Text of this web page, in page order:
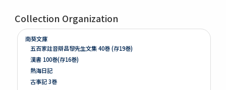
Collection Organization
南葵文庫
五百家註音辯昌黎先生文集 40巻 (存19巻)
漢書 100巻(存16巻)
熱海日記
古事記 3巻